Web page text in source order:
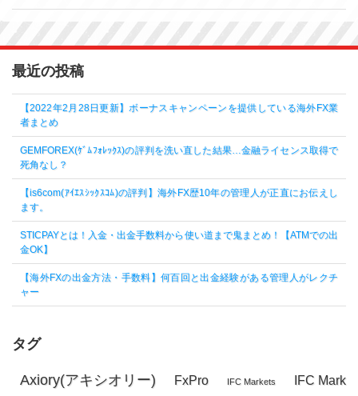
最近の投稿
【2022年2月28日更新】ボーナスキャンペーンを提供している海外FX業
者まとめ
GEMFOREX(ｹﾞﾑﾌｫﾚｯｸｽ)の評判を洗い直した結果…金融ライセンス取得で
死角なし？
【is6com(ｱｲｴｽｼｯｸｽｺﾑ)の評判】海外FX歴10年の管理人が正直にお伝えし
ます。
STICPAYとは！入金・出金手数料から使い道まで鬼まとめ！【ATMでの出
金OK】
【海外FXの出金方法・手数料】何百回と出金経験がある管理人がレクチ
ャー
タグ
Axiory(アキシオリー) FxPro IFC Markets IFC Mark